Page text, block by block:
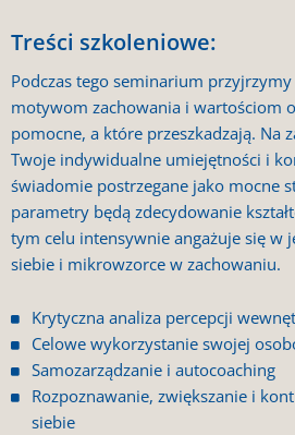
Treści szkoleniowe:
Podczas tego seminarium przyjrzymy
motywom zachowania i wartościom
pomocne, a które przeszkadzają. Na
Twoje indywidualne umiejętności i
świadomie postrzegane jako mocne
parametry będą zdecydowanie
tym celu intensywnie angażuje się w
siebie i mikrowzorce w zachowaniu.
Krytyczna analiza percepcji
Celowe wykorzystanie swojej
Samozarządzanie i autocoaching
Rozpoznawanie, zwiększanie i
siebie